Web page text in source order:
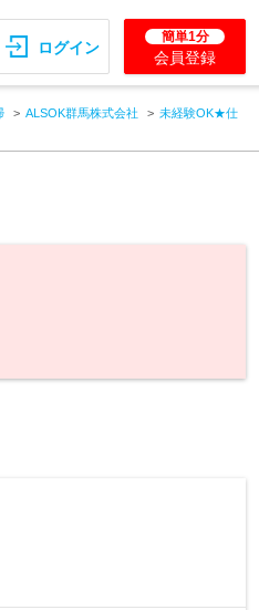
ログイン
簡単1分
会員登録
ALSOK群馬株式会社
未経験OK★仕